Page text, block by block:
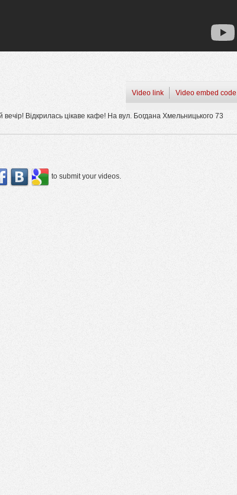
Video link Video embed code
Відкрилась цікаве кафе! На вул. Богдана Хмельницького 73
to submit your videos.